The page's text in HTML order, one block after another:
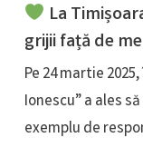
La
grijii față de
Pe 24 martie
Ionescu” a ales
exemplu de